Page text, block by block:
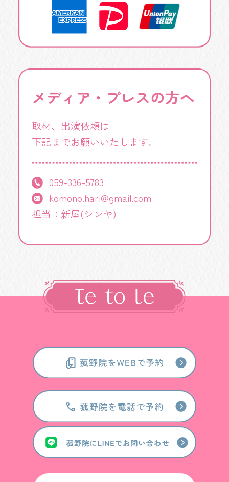
メディア・プレスの方へ
取材、出演依頼は
下記までお願いいたします。
059-336-5783
komono.hari@gmail.com
担当：新屋(シンヤ)